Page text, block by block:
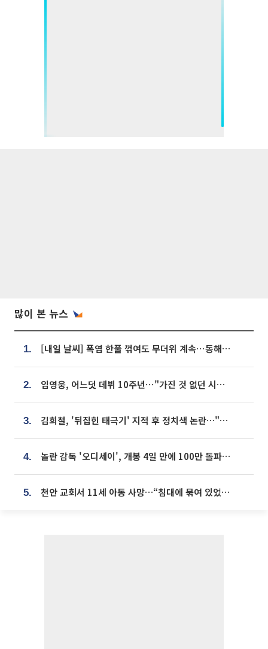
많이 본 뉴스
1. [내일 날씨] 폭염 한풀 꺾여도 무더위 계속⋯동해안 이틀 연속 비
2. 임영웅, 어느덧 데뷔 10주년⋯"가진 것 없던 시절, 내 앞엔 20명의 팬뿐"
3. 김희철, '뒤집힌 태극기' 지적 후 정치색 논란…"좌우 떠나 우리나라 국기"
4. 놀란 감독 '오디세이', 개봉 4일 만에 100만 돌파⋯'왕사남' 보다 빠르다
5. 천안 교회서 11세 아동 사망…“침대에 묶여 있었다” 진술 확보